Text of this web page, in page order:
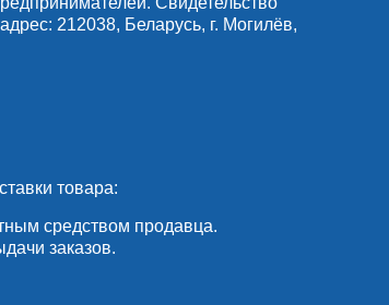
212038, Беларусь, г. Могилёв,
товара:
средством продавца.
заказов.